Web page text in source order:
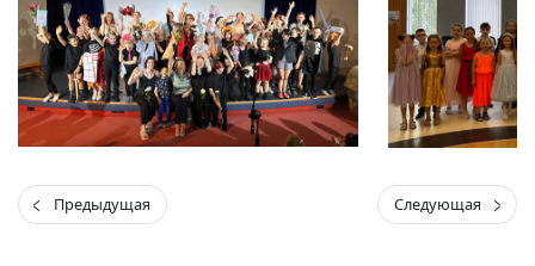
Предыдущая Следующая